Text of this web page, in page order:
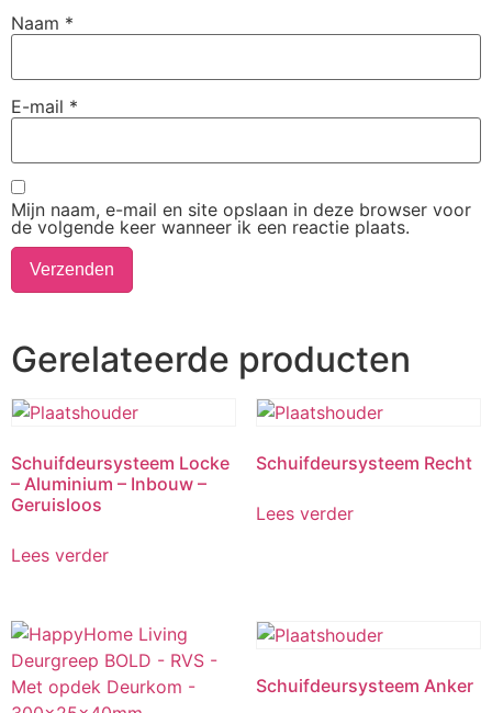
Naam *
E-mail *
Mijn naam, e-mail en site opslaan in deze browser voor
de volgende keer wanneer ik een reactie plaats.
Gerelateerde producten
Schuifdeursysteem Locke
– Aluminium – Inbouw –
Geruisloos
Lees verder
Schuifdeursysteem Recht
Lees verder
Schuifdeursysteem Anker